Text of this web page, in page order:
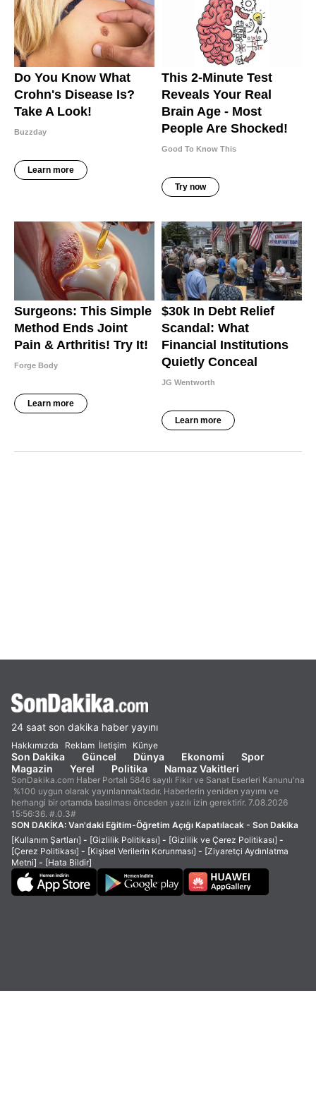
24 saat son dakika haber yayını
Hakkımızda Reklam İletişim Künye
Son Dakika Güncel Dünya Ekonomi
Spor
Magazin
Yerel Politika Namaz Vakitleri
SonDakika.com Haber Portalı 5846 sayılı Fikir ve Sanat Eserleri Kanunu'na
%100 uygun olarak yayınlanmaktadır. Haberlerin yeniden yayımı ve
herhangi bir ortamda basılması önceden yazılı izin gerektirir. 7.08.2026
15:56:36. #.0.3#
SON DAKİKA: Van'daki Eğitim-Öğretim Açığı Kapatılacak - Son Dakika
[Kullanım Şartları] - [Gizlilik Politikası] - [Gizlilik ve Çerez Politikası] -
[Çerez Politikası] - [Kişisel Verilerin Korunması] - [Ziyaretçi Aydınlatma
Metni] - [Hata Bildir]